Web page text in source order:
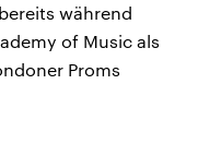
während
of Music als
Proms